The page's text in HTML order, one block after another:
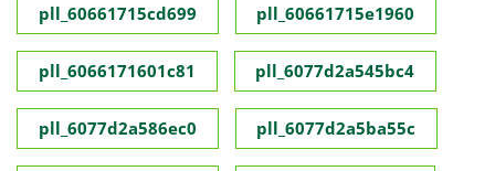
pll_60661715cd699 pll_60661715e1960
pll_6066171601c81 pll_6077d2a545bc4
pll_6077d2a586ec0 pll_6077d2a5ba55c